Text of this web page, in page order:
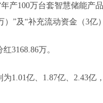
产100万台套智慧储能产
”及“补充流动资金（3亿）
3168.86万。
1.01亿、1.87亿、2.43亿